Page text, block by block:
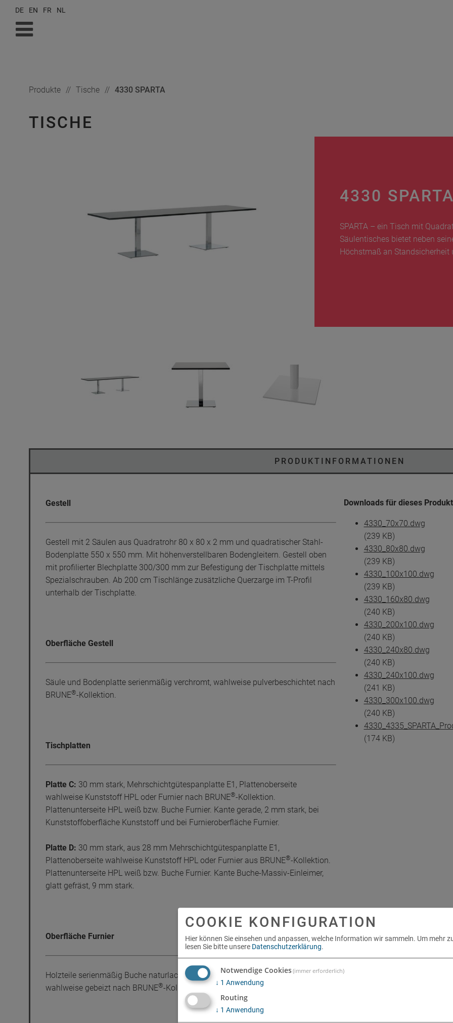
DE EN FR NL
Produkte Tische 4330 SPARTA
TISCHE
4330 SPARTA
SPARTA – ein Tisch mit
Säulentisches bietet neben
Höchstmaß an Standsicherheit
PRODUKTINFORMATIONEN
Gestell
Gestell mit 2 Säulen aus Quadratrohr 80 x 80 x 2 mm und quadratischer Stahl-
Bodenplatte 550 x 550 mm. Mit höhenverstellbaren Bodengleitern. Gestell oben
mit profilierter Blechplatte 300/300 mm zur Befestigung der Tischplatte mittels
Spezialschrauben. Ab 200 cm Tischlänge zusätzliche Querzarge im T-Profil
unterhalb der Tischplatte.
Oberfläche Gestell
Säule und Bodenplatte serienmäßig verchromt, wahlweise pulverbeschichtet nach
BRUNE®-Kollektion.
Tischplatten
Platte C: 30 mm stark, Mehrschichtgütespanplatte E1, Plattenoberseite
wahlweise Kunststoff HPL oder Furnier nach BRUNE®-Kollektion.
Plattenunterseite HPL weiß bzw. Buche Furnier. Kante gerade, 2 mm stark, bei
Kunststoffoberfläche Kunststoff und bei Furnieroberfläche Furnier.
Platte D: 30 mm stark, aus 28 mm Mehrschichtgütespanplatte E1,
Plattenoberseite wahlweise Kunststoff HPL oder Furnier aus BRUNE®-Kollektion.
Plattenunterseite HPL weiß bzw. Buche Furnier. Kante Buche-Massiv-Einleimer,
glatt gefräst, 9 mm stark.
Oberfläche Furnier
Holzteile serienmäßig Buche naturlackiert mit lösungsmittelarmem Wasserlack,
wahlweise gebeizt nach BRUNE®-Kollektion.
Downloads für dieses Produkt
4330_70x70.dwg
(239 KB)
4330_80x80.dwg
(239 KB)
4330_100x100.dwg
(239 KB)
4330_160x80.dwg
(240 KB)
4330_200x100.dwg
(240 KB)
4330_240x80.dwg
(240 KB)
4330_240x100.dwg
(241 KB)
4330_300x100.dwg
(240 KB)
(174 KB)
COOKIE KONFIGURATION
Hier können Sie einsehen und anpassen, welche Information wir sammeln. Um mehr
lesen Sie bitte unsere Datenschutzerklärung.
Notwendige Cookies(immer erforderlich)
↓ 1 Anwendung
Routing
↓ 1 Anwendung